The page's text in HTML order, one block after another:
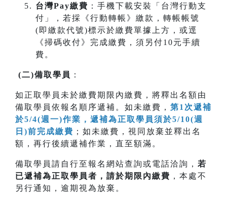
台灣Pay繳費 ：手機下載安裝「台灣行動支
付」，若採《行動轉帳》繳款，轉帳帳號
(即繳款代號)標示於繳費單據上方，或逕
《掃碼收付》完成繳費，須另付10元手續
費。
(二)備取學員 ：
如正取學員未於繳費期限內繳費，將釋出名額由
備取學員依報名順序遞補。如未繳費， 第1次遞補
於5/4(週一)作業，遞補為正取學員須於5/10(週
日)前完成繳費 ；如未繳費，視同放棄並釋出名
額，再行後續遞補作業，直至額滿。
備取學員請自行至報名網站查詢或電話洽詢， 若
已遞補為正取學員者，請於期限內繳費 ，本處不
另行通知，逾期視為放棄。